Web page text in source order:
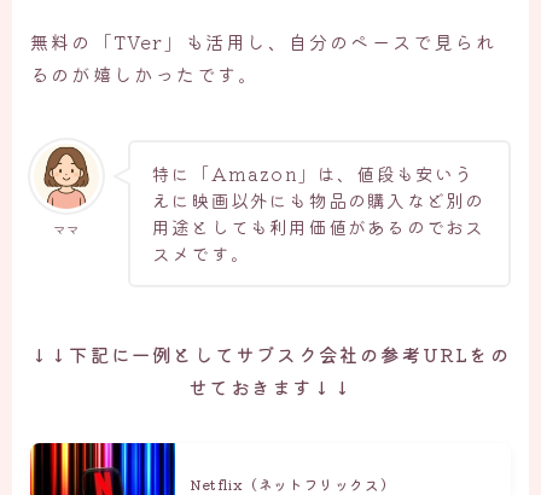
無料の「TVer」も活用し、自分のペースで見られ
るのが嬉しかったです。
ママ
特に「Amazon」は、値段も安いう
えに映画以外にも物品の購入など別の
用途としても利用価値があるのでおス
スメです。
↓↓下記に一例としてサブスク会社の参考URLをの
せておきます↓↓
Netflix（ネットフリックス）